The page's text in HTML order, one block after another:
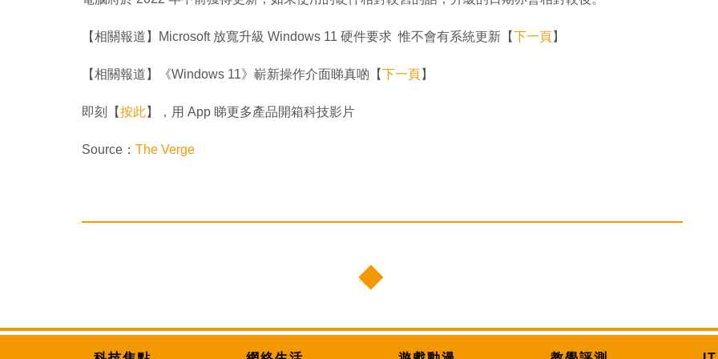
【相關報道】Microsoft 放寬升級 Windows 11 硬件要求 惟不會有系統更新【下一頁】
【相關報道】《Windows 11》嶄新操作介面睇真啲【下一頁】
即刻【按此】，用 App 睇更多產品開箱科技影片
Source： The Verge